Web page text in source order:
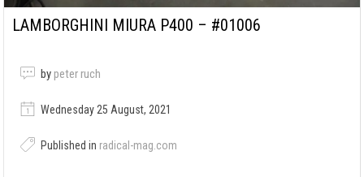
LAMBORGHINI MIURA P400 – #01006
by peter ruch
Wednesday 25 August, 2021
Published in radical-mag.com